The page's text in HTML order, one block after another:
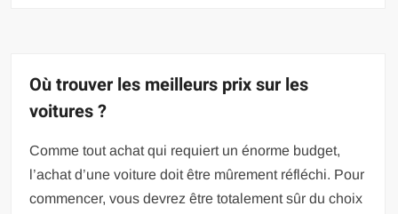
Où trouver les meilleurs prix sur les
voitures ?
Comme tout achat qui requiert un énorme budget,
l’achat d’une voiture doit être mûrement réfléchi. Pour
commencer, vous devrez être totalement sûr du choix